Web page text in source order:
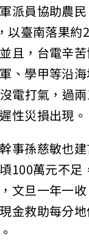
派員協助農
臺南落果
且，台電辛
、學甲等沿
電打氣，過
性災損出現。
事孫慈敏也
100萬元不
文旦一年一
金救助每分